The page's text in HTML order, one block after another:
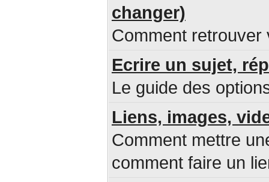
changer)
Comment retrouver
Ecrire un sujet,
Le guide des
Liens, images,
Comment mettre
comment faire un